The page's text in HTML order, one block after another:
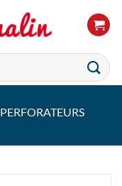
PERFORATEURS